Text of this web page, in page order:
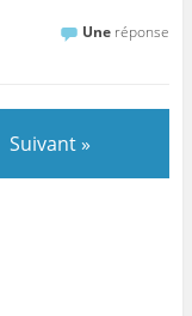
Une réponse
Suivant »